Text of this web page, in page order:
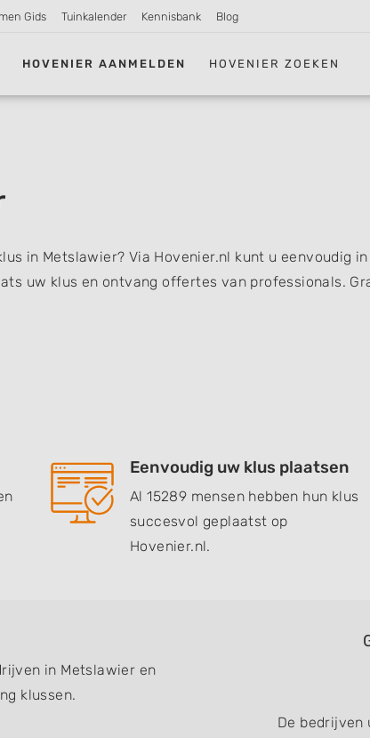
Gids Tuinkalender Kennisbank Blog
HOVENIER AANMELDEN HOVENIER ZOEKEN
in Metslawier? Via Hovenier.nl kunt u eenvoudig
uw klus en ontvang offertes van professionals.
Eenvoudig uw klus plaatsen
Al 15289 mensen hebben hun klus
succesvol geplaatst op
Hovenier.nl.
in Metslawier en
klussen.
De bedrijven